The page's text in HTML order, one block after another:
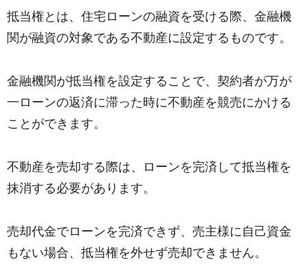
抵当権とは、住宅ローンの融資を受ける際、金融機
関が融資の対象である不動産に設定するものです。
金融機関が抵当権を設定することで、契約者が万が
一ローンの返済に滞った時に不動産を競売にかける
ことができます。
不動産を売却する際は、ローンを完済して抵当権を
抹消する必要があります。
売却代金でローンを完済できず、売主様に自己資金
もない場合、抵当権を外せず売却できません。